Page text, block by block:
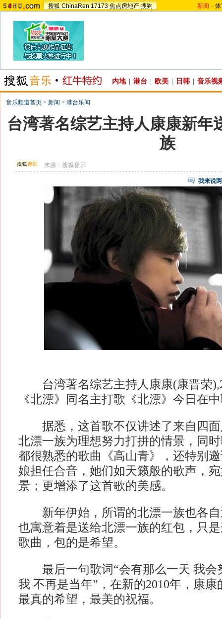
搜狐 ChinaRen 17173 焦点房地产 搜狗 新闻 -
内地 港台 欧美 日韩 音乐视
音乐频道首页 > 新闻 > 港台乐闻
台湾著名综艺主持人康康新年
族
来源：搜狐音乐
我来说
台湾著名综艺主持人康康(康晋荣
《北漂》同名主打歌《北漂》今日在
据悉，这首歌不仅讲述了来自四面
北漂一族为理想努力打拼的情景，同
都很熟悉的歌曲《高山青》，还特别
娘担任合音，她们如天籁般的歌声，
景；更增添了这首歌的美感。
新年伊始，所谓的北漂一族也各自
也寓意着是送给北漂一族的红包，只
歌曲，包的是希望。
最后一句歌词“会有那么一天 我会
我 不再是当年”，在新的2010年，康
最真的希望，最美的祝福。